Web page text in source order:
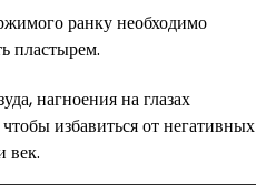
ранку необходимо
пластырем.
нагноения на глазах
избавиться от негативных
век.